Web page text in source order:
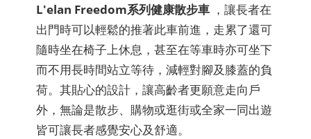
L'elan Freedom系列健康散步車 ，讓長者在
出門時可以輕鬆的推著此車前進，走累了還可
隨時坐在椅子上休息，甚至在等車時亦可坐下
而不用長時間站立等待，減輕對腳及膝蓋的負
荷。其貼心的設計，讓高齡者更願意走向戶
外，無論是散步、購物或逛街或全家一同出遊
皆可讓長者感覺安心及舒適。